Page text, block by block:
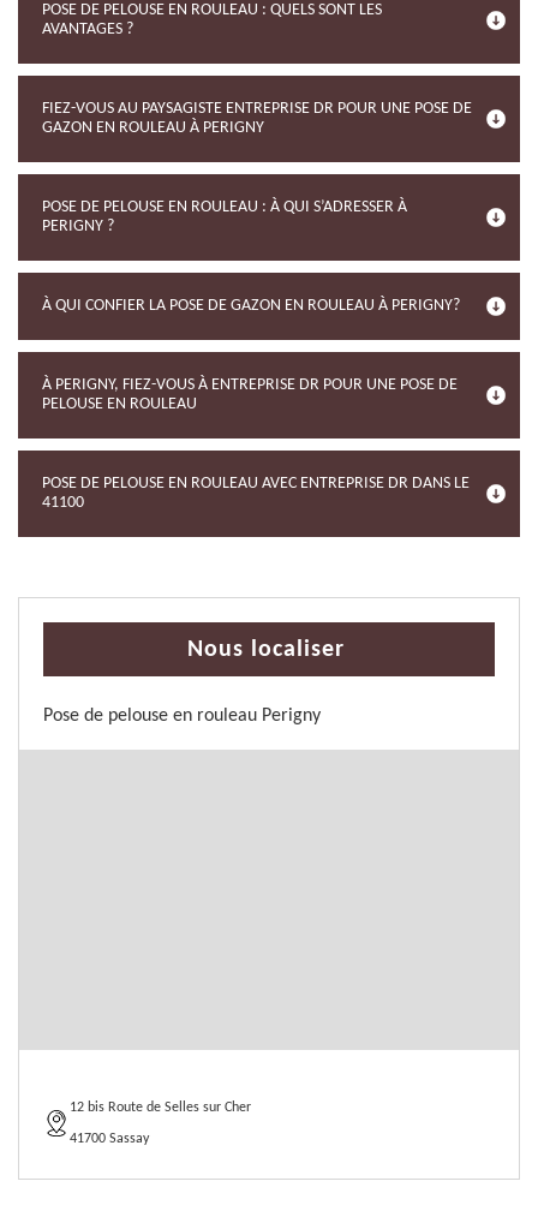
POSE DE PELOUSE EN ROULEAU : QUELS SONT LES
AVANTAGES ?
FIEZ-VOUS AU PAYSAGISTE ENTREPRISE DR POUR UNE POSE DE
GAZON EN ROULEAU À PERIGNY
POSE DE PELOUSE EN ROULEAU : À QUI S’ADRESSER À
PERIGNY ?
À QUI CONFIER LA POSE DE GAZON EN ROULEAU À PERIGNY?
À PERIGNY, FIEZ-VOUS À ENTREPRISE DR POUR UNE POSE DE
PELOUSE EN ROULEAU
POSE DE PELOUSE EN ROULEAU AVEC ENTREPRISE DR DANS LE
41100
Nous localiser
Pose de pelouse en rouleau Perigny
12 bis Route de Selles sur Cher
41700 Sassay